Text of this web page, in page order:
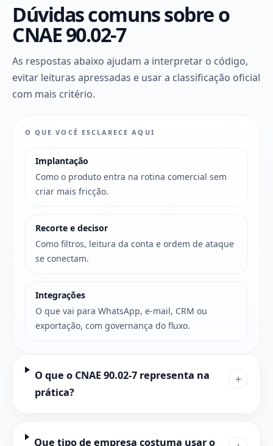
Dúvidas comuns sobre o
CNAE 90.02-7
As respostas abaixo ajudam a interpretar o código,
evitar leituras apressadas e usar a classificação oficial
com mais critério.
O QUE VOCÊ ESCLARECE AQUI
Implantação
Como o produto entra na rotina comercial sem
criar mais fricção.
Recorte e decisor
Como filtros, leitura da conta e ordem de ataque
se conectam.
Integrações
O que vai para WhatsApp, e-mail, CRM ou
exportação, com governança do fluxo.
O que o CNAE 90.02-7 representa na
prática?
+
Que tipo de empresa costuma usar o